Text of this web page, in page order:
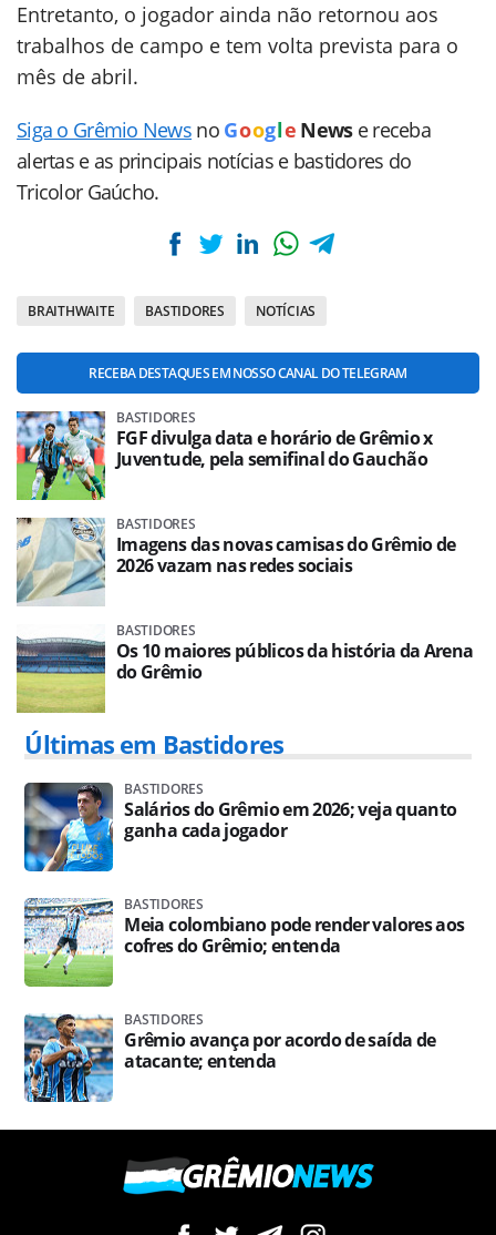
Entretanto, o jogador ainda não retornou aos
trabalhos de campo e tem volta prevista para o
mês de abril.
Siga o Grêmio News no Goog le News e receba
alertas e as principais notícias e bastidores do
Tricolor Gaúcho.
BRAITHWAITE BASTIDORES NOTÍCIAS
RECEBA DESTAQUES EM NOSSO CANAL DO TELEGRAM
BASTIDORES
FGF divulga data e horário de Grêmio x
Juventude, pela semifinal do Gauchão
BASTIDORES
Imagens das novas camisas do Grêmio de
2026 vazam nas redes sociais
BASTIDORES
Os 10 maiores públicos da história da Arena
do Grêmio
Últimas em Bastidores
BASTIDORES
Salários do Grêmio em 2026; veja quanto
ganha cada jogador
BASTIDORES
Meia colombiano pode render valores aos
cofres do Grêmio; entenda
BASTIDORES
Grêmio avança por acordo de saída de
atacante; entenda